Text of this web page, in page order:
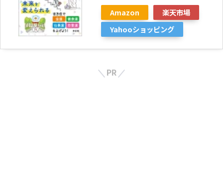
Amazon
楽天市場
Yahooショッピング
PR